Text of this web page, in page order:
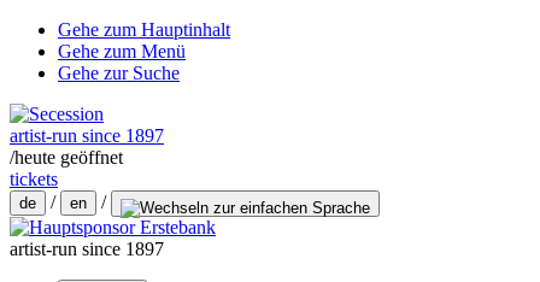
Gehe zum Hauptinhalt
Gehe zum Menü
Gehe zur Suche
artist-run since 1897
/heute geöffnet
tickets
de / en /
artist-run since 1897